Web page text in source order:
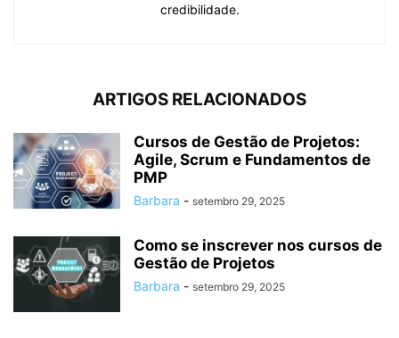
credibilidade.
ARTIGOS RELACIONADOS
Cursos de Gestão de Projetos:
Agile, Scrum e Fundamentos de
PMP
Barbara - setembro 29, 2025
Como se inscrever nos cursos de
Gestão de Projetos
Barbara - setembro 29, 2025